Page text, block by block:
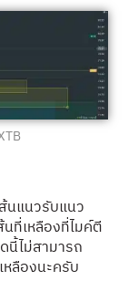
นแนวรับแนว
ที่เหลืองที่ไมค์ตี
นี้ไม่สามารถ
หลืองนะครับ